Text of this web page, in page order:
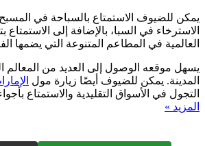
يمكن للضيوف الاستمتاع بالسباحة في
الاسترخاء في السبا، بالإضافة إلى الاستمتاع
العالمية في المطاعم المتنوعة التي يضمها
يسهل موقعه الوصول إلى العديد من المعالم
المدينة. يمكن للضيوف أيضًا زيارة مول
التجول في الأسواق التقليدية والاستمتاع
المزيد »